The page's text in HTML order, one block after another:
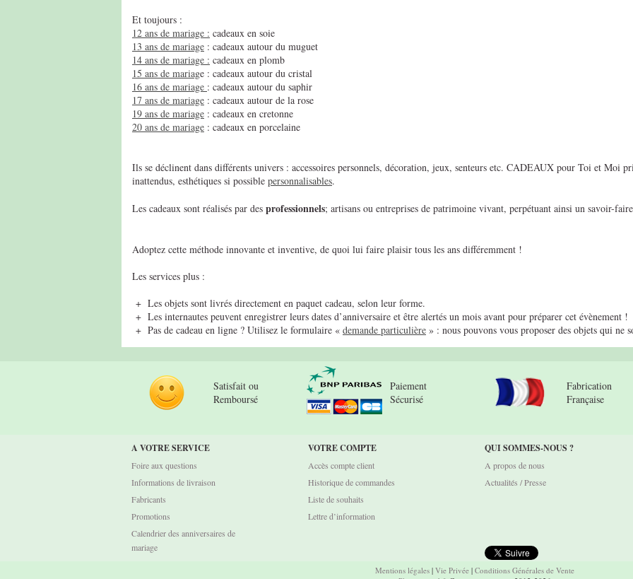
Et toujours :
12 ans de mariage : cadeaux en soie
13 ans de mariage : cadeaux autour du muguet
14 ans de mariage : cadeaux en plomb
15 ans de mariage : cadeaux autour du cristal
16 ans de mariage : cadeaux autour du saphir
17 ans de mariage : cadeaux autour de la rose
19 ans de mariage : cadeaux en cretonne
20 ans de mariage : cadeaux en porcelaine
Ils se déclinent dans différents univers : accessoires personnels, décoration, jeux, senteurs etc. CADEAUX pour Toi et Moi
inattendus, esthétiques si possible personnalisables.
Les cadeaux sont réalisés par des professionnels; artisans ou entreprises de patrimoine vivant, perpétuant ainsi un savoir-
Adoptez cette méthode innovante et inventive, de quoi lui faire plaisir tous les ans différemment !
Les services plus :
+ Les objets sont livrés directement en paquet cadeau, selon leur forme.
+ Les internautes peuvent enregistrer leurs dates d’anniversaire et être alertés un mois avant pour préparer cet évènement !
+ Pas de cadeau en ligne ? Utilisez le formulaire « demande particulière » : nous pouvons vous proposer des objets qui ne
Satisfait ou
Remboursé
Paiement
Sécurisé
Fabrication
Française
A VOTRE SERVICE
Foire aux questions
Informations de livraison
Fabricants
Promotions
Calendrier des anniversaires de
mariage
VOTRE COMPTE
Accès compte client
Historique de commandes
Liste de souhaits
Lettre d’information
QUI SOMMES-NOUS ?
A propos de nous
Actualités / Presse
Mentions légales | Vie Privée | Conditions Générales de Vente